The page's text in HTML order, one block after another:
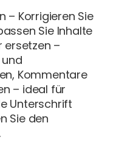
– Korrigieren Sie
Sie Inhalte
ersetzen –
Kommentare
– ideal für
Unterschrift
Sie den